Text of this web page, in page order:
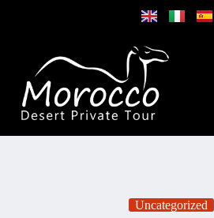
Uncategorized